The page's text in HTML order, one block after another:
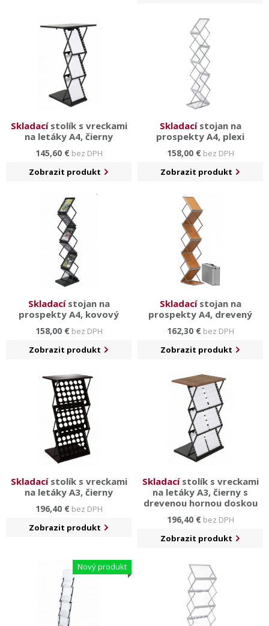
Skladacístolík s vreckami
na letáky A4, čierny
145,60 €bez DPH
Zobrazit produkt
Skladacístojan na
prospekty A4, plexi
158,00 €bez DPH
Zobrazit produkt
Skladacístojan na
prospekty A4, kovový
158,00 €bez DPH
Zobrazit produkt
Skladacístojan na
prospekty A4, drevený
162,30 €bez DPH
Zobrazit produkt
Skladacístolík s vreckami
na letáky A3, čierny
196,40 €bez DPH
Zobrazit produkt
Skladacístolík s vreckami
na letáky A3, čierny s
drevenou hornou doskou
196,40 €bez DPH
Zobrazit produkt
Nový produkt